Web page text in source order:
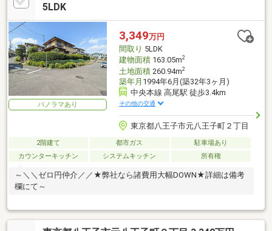
5LDK
パノラマあり
3,349万円
間取り 5LDK
建物面積163.05m2
土地面積260.94m2
築年月 1994年6月(築32年3ヶ月)
中央本線 高尾駅 徒歩3.4km
その他の交通
東京都八王子市元八王子町２丁目
2階建て 都市ガス
駐車場あり
カウンターキッチン
システムキッチン 所有権
～＼＼ゼロ円仲介／／★弊社なら諸費用大幅DOWN★詳細は備考
欄にて～